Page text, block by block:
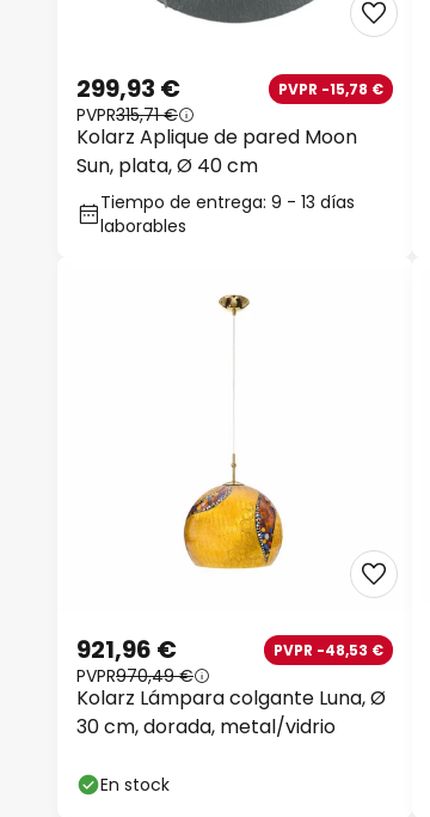
Kolarz Aplique de pared Moon
Sun, plata, Ø 40 cm
299,93 € PVPR -15,78 €
PVPR315,71 €
Tiempo de entrega: 9 - 13 días
laborables
Kolarz Lámpara colgante Luna, Ø
30 cm, dorada, metal/vidrio
921,96 € PVPR -48,53 €
PVPR970,49 €
En stock